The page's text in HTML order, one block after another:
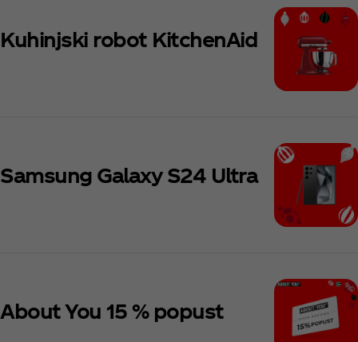
Kuhinjski robot KitchenAid
Samsung Galaxy S24 Ultra
About You 15 % popust